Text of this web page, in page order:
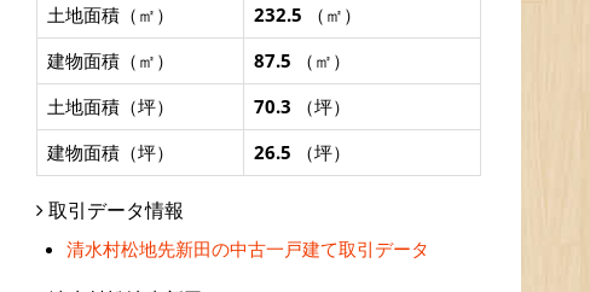
土地面積（㎡）
232.5 （㎡）
建物面積（㎡）
87.5 （㎡）
土地面積（坪）
70.3 （坪）
建物面積（坪）
26.5 （坪）
取引データ情報
清水村松地先新田の中古一戸建て取引データ